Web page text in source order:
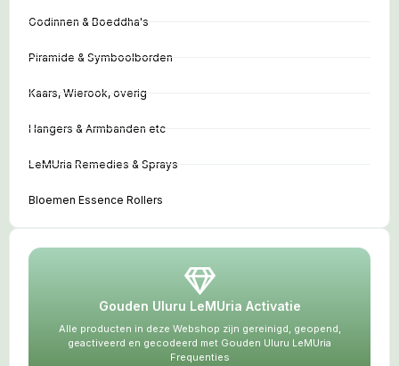
Godinnen & Boeddha's
Piramide & Symboolborden
Kaars, Wierook, overig
Hangers & Armbanden etc
LeMUria Remedies & Sprays
Bloemen Essence Rollers
Gouden Uluru LeMUria Activatie
Alle producten in deze Webshop zijn gereinigd, geopend,
geactiveerd en gecodeerd met Gouden Uluru LeMUria
Frequenties